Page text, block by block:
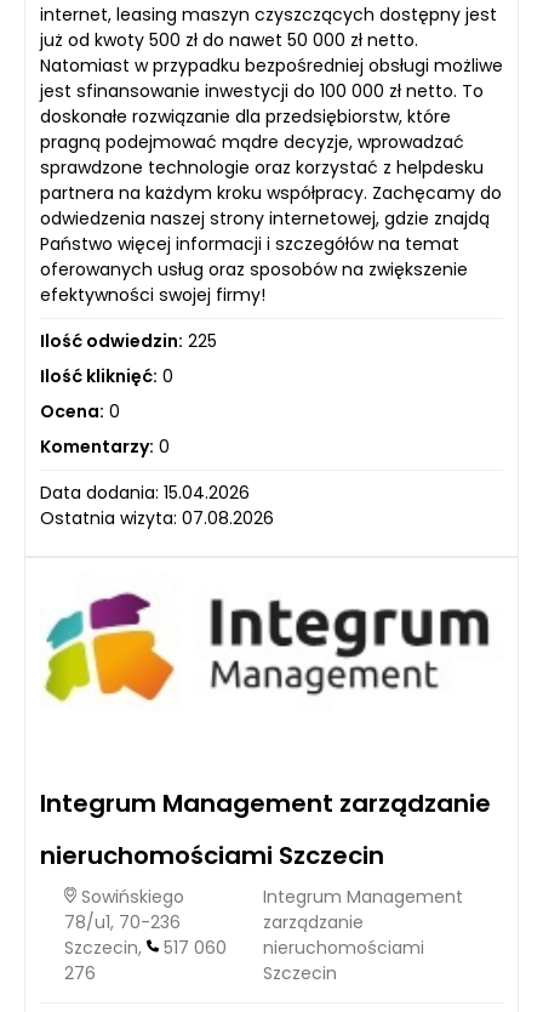
internet, leasing maszyn czyszczących dostępny jest
już od kwoty 500 zł do nawet 50 000 zł netto.
Natomiast w przypadku bezpośredniej obsługi możliwe
jest sfinansowanie inwestycji do 100 000 zł netto. To
doskonałe rozwiązanie dla przedsiębiorstw, które
pragną podejmować mądre decyzje, wprowadzać
sprawdzone technologie oraz korzystać z helpdesku
partnera na każdym kroku współpracy. Zachęcamy do
odwiedzenia naszej strony internetowej, gdzie znajdą
Państwo więcej informacji i szczegółów na temat
oferowanych usług oraz sposobów na zwiększenie
efektywności swojej firmy!
Ilość odwiedzin: 225
Ilość kliknięć: 0
Ocena: 0
Komentarzy: 0
Data dodania: 15.04.2026
Ostatnia wizyta: 07.08.2026
Integrum Management zarządzanie
nieruchomościami Szczecin
Sowińskiego
78/u1, 70-236
Szczecin,
517 060
276
Integrum Management
zarządzanie
nieruchomościami
Szczecin